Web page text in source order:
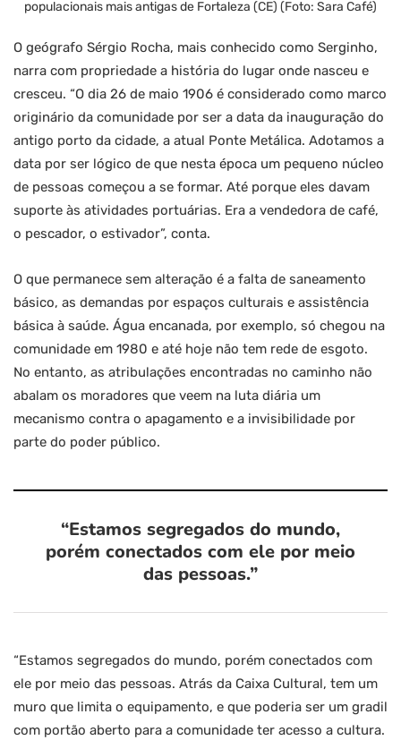
populacionais mais antigas de Fortaleza (CE) (Foto: Sara Café)
O geógrafo Sérgio Rocha, mais conhecido como Serginho,
narra com propriedade a história do lugar onde nasceu e
cresceu. “O dia 26 de maio 1906 é considerado como marco
originário da comunidade por ser a data da inauguração do
antigo porto da cidade, a atual Ponte Metálica. Adotamos a
data por ser lógico de que nesta época um pequeno núcleo
de pessoas começou a se formar. Até porque eles davam
suporte às atividades portuárias. Era a vendedora de café,
o pescador, o estivador”, conta.
O que permanece sem alteração é a falta de saneamento
básico, as demandas por espaços culturais e assistência
básica à saúde. Água encanada, por exemplo, só chegou na
comunidade em 1980 e até hoje não tem rede de esgoto.
No entanto, as atribulações encontradas no caminho não
abalam os moradores que veem na luta diária um
mecanismo contra o apagamento e a invisibilidade por
parte do poder público.
“Estamos segregados do mundo,
porém conectados com ele por meio
das pessoas.”
“Estamos segregados do mundo, porém conectados com
ele por meio das pessoas. Atrás da Caixa Cultural, tem um
muro que limita o equipamento, e que poderia ser um gradil
com portão aberto para a comunidade ter acesso a cultura.